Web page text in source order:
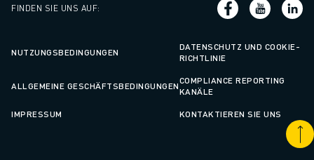
FINDEN SIE UNS AUF:
NUTZUNGSBEDINGUNGEN
DATENSCHUTZ UND COOKIE-
RICHTLINIE
ALLGEMEINE GESCHÄFTSBEDINGUNGEN
COMPLIANCE REPORTING
KANÄLE
IMPRESSUM KONTAKTIEREN SIE UNS